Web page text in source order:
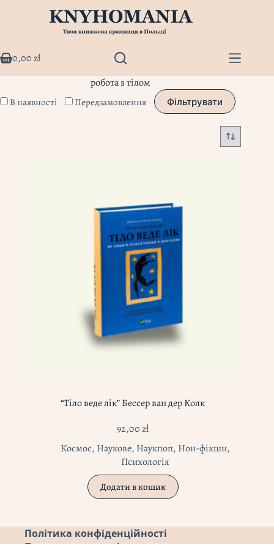
Кошик
0,00zł
робота з тілом
В наявності Передзамовлення Фільтрувати
“Тіло веде лік” Бессер ван дер Колк
92,00zł
Космос, Наукове, Наукпоп, Нон-фікшн,
Психологія
Додати в кошик
Політика конфіденційності